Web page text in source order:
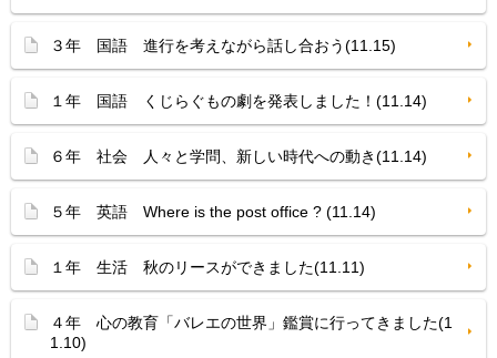
３年 国語 進行を考えながら話し合おう(11.15)
１年 国語 くじらぐもの劇を発表しました！(11.14)
６年 社会 人々と学問、新しい時代への動き(11.14)
５年 英語 Where is the post office ? (11.14)
１年 生活 秋のリースができました(11.11)
４年 心の教育「バレエの世界」鑑賞に行ってきました(1
1.10)